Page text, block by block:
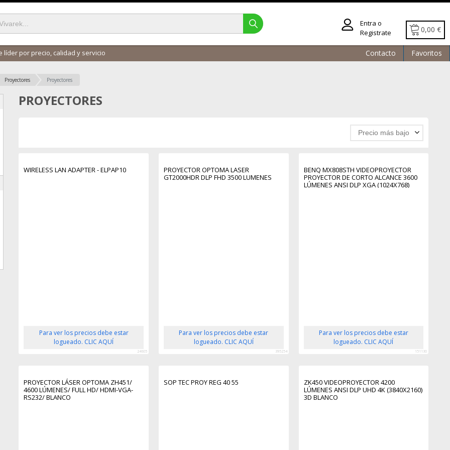
0,00 €
Entra o
Registrate
líder por precio, calidad y servicio Contacto Favoritos
Proyectores Proyectores
PROYECTORES
Precio más bajo
WIRELESS LAN ADAPTER - ELPAP10
Para ver los precios debe estar
logueado. CLIC AQUÍ
24605
PROYECTOR OPTOMA LASER
GT2000HDR DLP FHD 3500 LUMENES
Para ver los precios debe estar
logueado. CLIC AQUÍ
395254
BENQ MX808STH VIDEOPROYECTOR
PROYECTOR DE CORTO ALCANCE 3600
LÚMENES ANSI DLP XGA (1024X768)
Para ver los precios debe estar
logueado. CLIC AQUÍ
151130
PROYECTOR LÁSER OPTOMA ZH451/
4600 LÚMENES/ FULL HD/ HDMI-VGA-
RS232/ BLANCO
SOP TEC PROY REG 40 55
ZK450 VIDEOPROYECTOR 4200
LÚMENES ANSI DLP UHD 4K (3840X2160)
3D BLANCO